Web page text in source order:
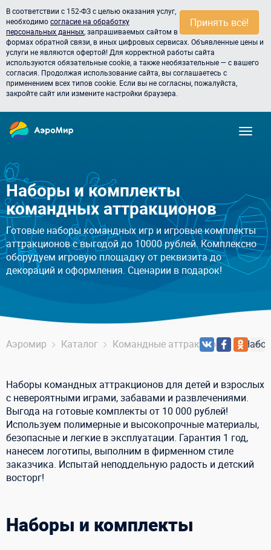
Принять всё!
В соответствии с 152-ФЗ с целью оказания услуг,
необходимосогласие на обработку
персональных данных , запрашиваемых сайтом в
формах обратной связи, в иных цифровых сервисах. Объявленные цены и
услуги не являются офертой! Для корректной работы сайта
используются обязательные cookie, а также необязательные — с вашего
согласия. Продолжая использование сайта, вы соглашаетесь с
применением всех типов cookie. Если вы не согласны, пожалуйста,
закройте сайт или измените настройки браузера.
Наборы и комплекты
командных аттракционов
Готовые наборы командных игр и игровые комплекты
аттракционов с выгодой до 10000 рублей. Комплексно
оборудуем игровую площадку от реквизита до
декораций и оформления. Сценарии в подарок!
Аэромир Каталог Командные аттракционы
Наборы командных аттракционов для детей и взрослых
с невероятными играми, забавами и развлечениями.
Выгода на готовые комплекты от 10 000 рублей!
Используем полимерные и высокопрочные материалы,
безопасные и легкие в эксплуатации. Гарантия 1 год,
нанесем логотипы, выполним в фирменном стиле
заказчика. Испытай неподдельную радость и детский
восторг!
Наборы и комплекты